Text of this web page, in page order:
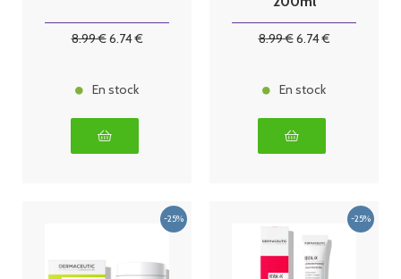
8.99€6.74€
En stock
8.99€6.74€
En stock